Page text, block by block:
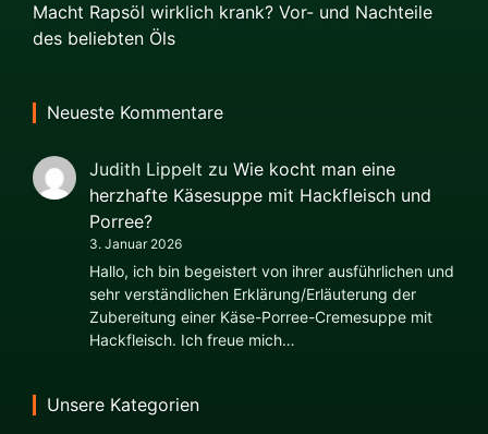
Macht Rapsöl wirklich krank? Vor- und Nachteile
des beliebten Öls
Neueste Kommentare
Judith Lippelt zu Wie kocht man eine
herzhafte Käsesuppe mit Hackfleisch und
Porree?
3. Januar 2026
Hallo, ich bin begeistert von ihrer ausführlichen und
sehr verständlichen Erklärung/Erläuterung der
Zubereitung einer Käse-Porree-Cremesuppe mit
Hackfleisch. Ich freue mich…
Unsere Kategorien